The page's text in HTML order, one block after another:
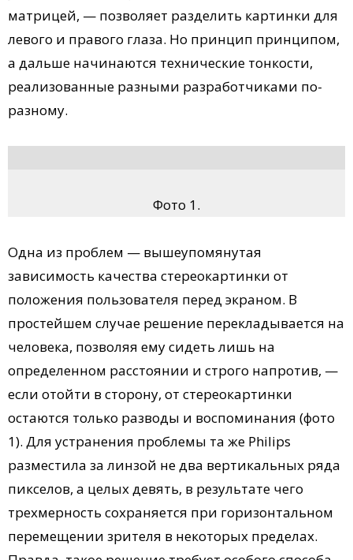
матрицей, — позволяет разделить картинки для
левого и правого глаза. Но принцип принципом,
а дальше начинаются технические тонкости,
реализованные разными разработчиками по-
разному.
Фото 1.
Одна из проблем — вышеупомянутая
зависимость качества стереокартинки от
положения пользователя перед экраном. В
простейшем случае решение перекладывается на
человека, позволяя ему сидеть лишь на
определенном расстоянии и строго напротив, —
если отойти в сторону, от стереокартинки
остаются только разводы и воспоминания (фото
1). Для устранения проблемы та же Philips
разместила за линзой не два вертикальных ряда
пикселов, а целых девять, в результате чего
трехмерность сохраняется при горизонтальном
перемещении зрителя в некоторых пределах.